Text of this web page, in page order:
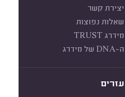
יצירת קשר
שאלות נפוצות
מידרג TRUST
ה-DNA של מידרג
עזרים